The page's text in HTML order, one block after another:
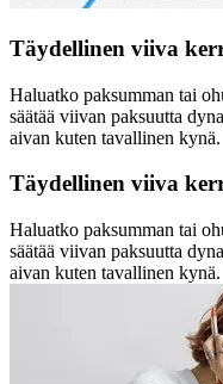
Täydellinen viiva
Haluatko paksumman tai
säätää viivan paksuutta
aivan kuten tavallinen kynä.
Täydellinen viiva
Haluatko paksumman tai
säätää viivan paksuutta
aivan kuten tavallinen kynä.